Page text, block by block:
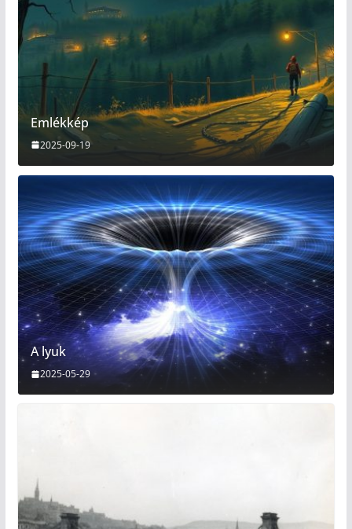
Emlékkép
2025-09-19
A lyuk
2025-05-29